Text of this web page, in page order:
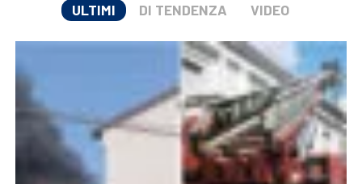
ULTIMI DI TENDENZA VIDEO